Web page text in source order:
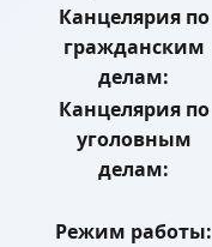
Канцелярия по
гражданским
делам:
Канцелярия по
уголовным
делам:
Режим работы: